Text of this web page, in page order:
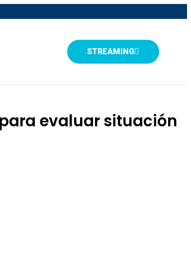
STREAMING
evaluar situación